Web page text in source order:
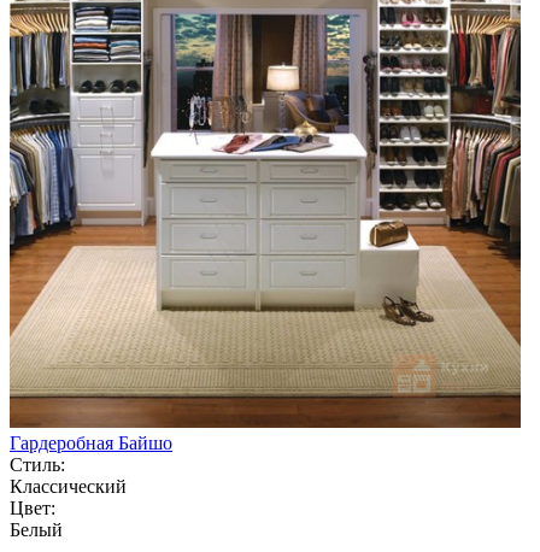
Гардеробная Байшо
Стиль:
Классический
Цвет:
Белый